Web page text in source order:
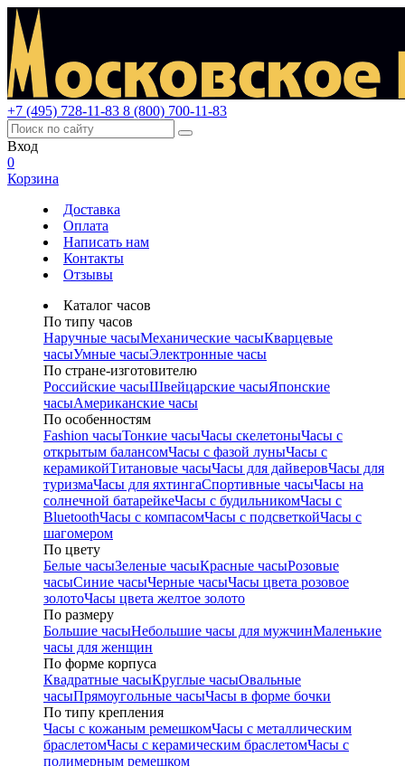
+7 (495) 728-11-83 8 (800) 700-11-83
Вход
0
Корзина
Доставка
Оплата
Написать нам
Контакты
Отзывы
Каталог часов
По типу часов
Наручные часыМеханические часыКварцевые
часыУмные часыЭлектронные часы
По стране-изготовителю
Российские часыШвейцарские часыЯпонские
часыАмериканские часы
По особенностям
Fashion часыТонкие часыЧасы скелетоныЧасы с
открытым балансомЧасы с фазой луныЧасы с
керамикойТитановые часыЧасы для дайверовЧасы для
туризмаЧасы для яхтингаСпортивные часыЧасы на
солнечной батарейкеЧасы с будильникомЧасы с
BluetoothЧасы с компасомЧасы с подсветкойЧасы с
шагомером
По цвету
Белые часыЗеленые часыКрасные часыРозовые
часыСиние часыЧерные часыЧасы цвета розовое
золотоЧасы цвета желтое золото
По размеру
Большие часыНебольшие часы для мужчинМаленькие
часы для женщин
По форме корпуса
Квадратные часыКруглые часыОвальные
часыПрямоугольные часыЧасы в форме бочки
По типу крепления
Часы с кожаным ремешкомЧасы с металлическим
браслетомЧасы с керамическим браслетомЧасы с
полимерным ремешком